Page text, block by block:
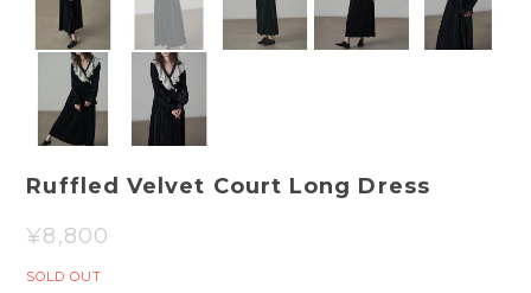
Ruffled Velvet Court Long Dress
¥8,800
SOLD OUT